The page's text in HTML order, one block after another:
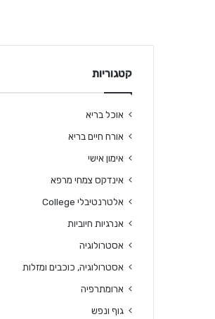
קטגוריות
אוכל בריא
אורח חיים בריא
אימון אישי
אינדקס צמחי מרפא
אלטרנטיבלי College
אנרגיות חיוביות
אסטרולוגיה
אסטרולוגיה, כוכבים ומזלות
ארומתרפיה
גוף ונפש